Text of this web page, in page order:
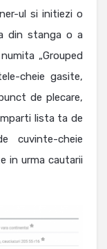
ul si initiezi o
din stanga o a
„Grouped
cheie gasite,
de plecare,
lista ta de
cuvinte-cheie
in urma cautarii